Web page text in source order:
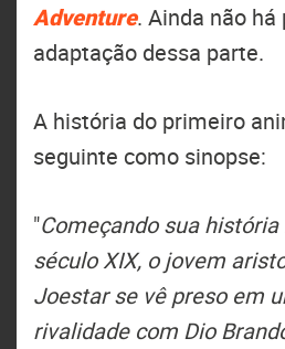
Adventure. Ainda não
adaptação dessa parte.
A história do primeiro
seguinte como sinopse:
"Começando sua
século XIX, o jovem
Joestar se vê preso em
rivalidade com Dio